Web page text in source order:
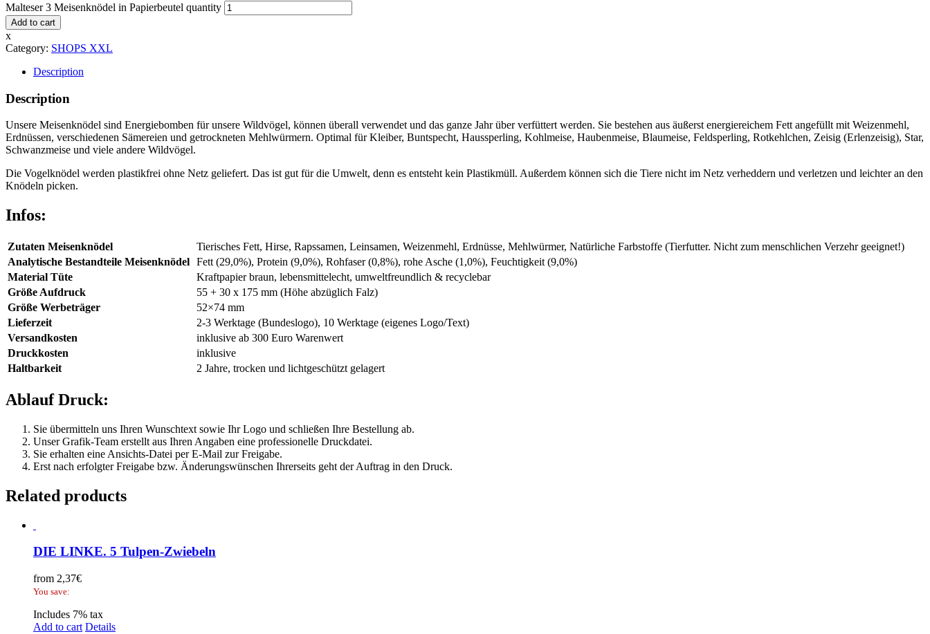
Malteser 3 Meisenknödel in Papierbeutel quantity
Add to cart
x
Category: SHOPS XXL
Description
Description
Unsere Meisenknödel sind Energiebomben für unsere Wildvögel, können überall verwendet und das ganze Jahr über verfüttert werden. Sie bestehen aus äußerst energiereichem Fett angefüllt mit Weizenmehl,
Erdnüssen, verschiedenen Sämereien und getrockneten Mehlwürmern. Optimal für Kleiber, Buntspecht, Haussperling, Kohlmeise, Haubenmeise, Blaumeise, Feldsperling, Rotkehlchen, Zeisig (Erlenzeisig), Star,
Schwanzmeise und viele andere Wildvögel.
Die Vogelknödel werden plastikfrei ohne Netz geliefert. Das ist gut für die Umwelt, denn es entsteht kein Plastikmüll. Außerdem können sich die Tiere nicht im Netz verheddern und verletzen und leichter an den
Knödeln picken.
Infos:
Zutaten Meisenknödel
Tierisches Fett, Hirse, Rapssamen, Leinsamen, Weizenmehl, Erdnüsse, Mehlwürmer, Natürliche Farbstoffe (Tierfutter. Nicht zum menschlichen Verzehr geeignet!)
Analytische Bestandteile Meisenknödel Fett (29,0%), Protein (9,0%), Rohfaser (0,8%), rohe Asche (1,0%), Feuchtigkeit (9,0%)
Material Tüte
Kraftpapier braun, lebensmittelecht, umweltfreundlich & recyclebar
Größe Aufdruck
55 + 30 x 175 mm (Höhe abzüglich Falz)
Größe Werbeträger
52×74 mm
Lieferzeit
2-3 Werktage (Bundeslogo), 10 Werktage (eigenes Logo/Text)
Versandkosten
inklusive ab 300 Euro Warenwert
Druckkosten
inklusive
Haltbarkeit
2 Jahre, trocken und lichtgeschützt gelagert
Ablauf Druck:
Sie übermitteln uns Ihren Wunschtext sowie Ihr Logo und schließen Ihre Bestellung ab.
Unser Grafik-Team erstellt aus Ihren Angaben eine professionelle Druckdatei.
Sie erhalten eine Ansichts-Datei per E-Mail zur Freigabe.
Erst nach erfolgter Freigabe bzw. Änderungswünschen Ihrerseits geht der Auftrag in den Druck.
Related products
DIE LINKE. 5 Tulpen-Zwiebeln
from 2,37€
You save:
Includes 7% tax
Add to cart Details